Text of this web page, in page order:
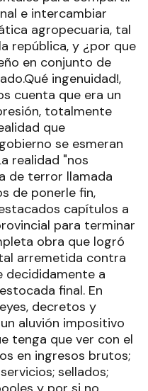
e intercambiar
agropecuaria, tal
república, y ¿por que
en conjunto de
ingenuidad!,
cuenta que era un
totalmente
que
se esmeran
realidad "nos
de terror llamada
de ponerle fin,
capítulos a
para terminar
obra que logró
arremetida contra
decididamente a
final. En
decretos y
aluvión impositivo
tenga que ver con el
en ingresos brutos;
sellados;